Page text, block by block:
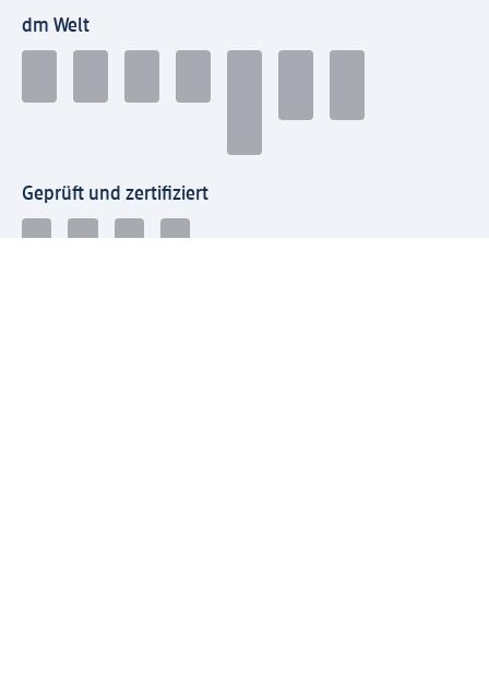
dm Welt
Geprüft und zertifiziert